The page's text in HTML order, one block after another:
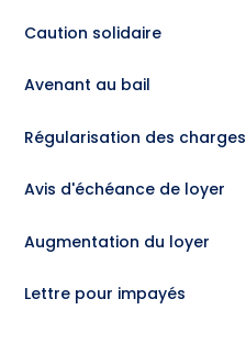
Caution solidaire
Avenant au bail
Régularisation des charges
Avis d'échéance de loyer
Augmentation du loyer
Lettre pour impayés